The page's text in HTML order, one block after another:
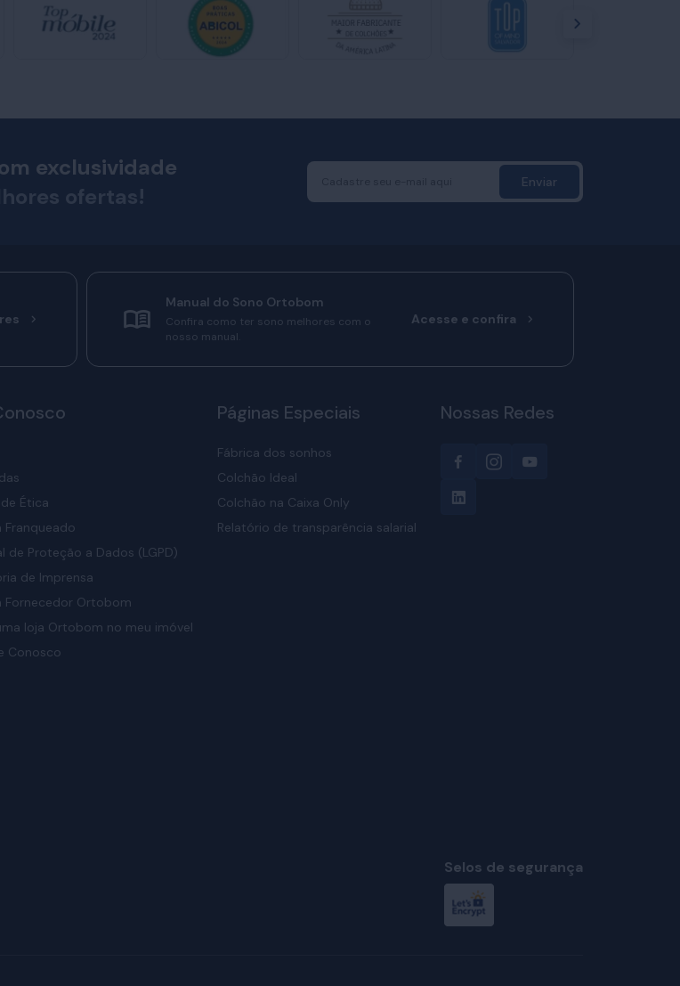
exclusividade
ofertas!
Enviar
Manual do Sono Ortobom
Confira como ter sono melhores com o
nosso manual.
Acesse e confira
Ética
Franqueado
de Proteção a Dados (LGPD)
de Imprensa
Fornecedor Ortobom
loja Ortobom no meu imóvel
Conosco
Páginas Especiais
Fábrica dos sonhos
Colchão Ideal
Colchão na Caixa Only
Relatório de transparência salarial
Nossas Redes
Selos de segurança